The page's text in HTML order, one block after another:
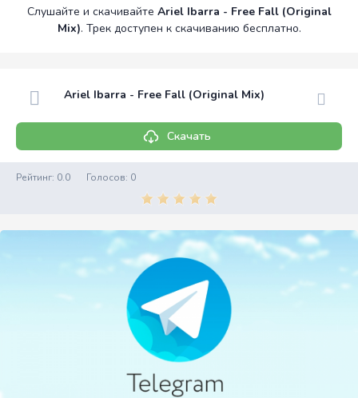
Слушайте и скачивайте Ariel Ibarra - Free Fall (Original
Mix). Трек доступен к скачиванию бесплатно.
Ariel Ibarra - Free Fall (Original Mix)
Скачать
Рейтинг: 0.0 Голосов: 0